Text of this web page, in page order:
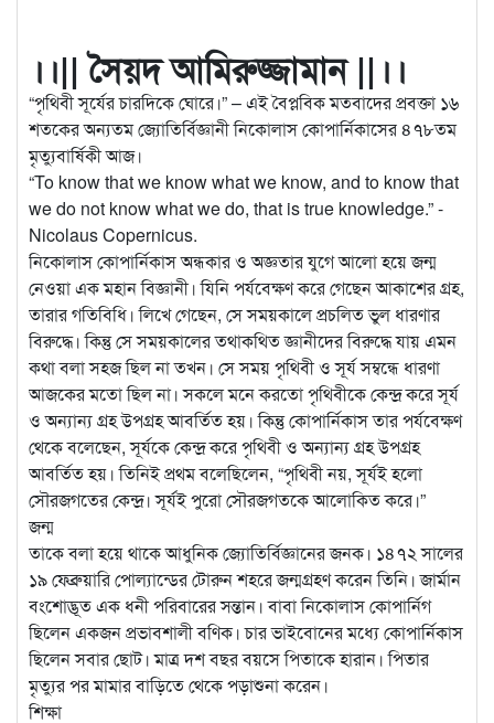
।।|| সৈয়দ আমিরুজ্জামান ||।।
“পৃথিবী সূর্যের চারদিকে ঘোরে।” – এই বৈপ্লবিক মতবাদের প্রবক্তা ১৬
শতকের অন্যতম জ্যোতির্বিজ্ঞানী নিকোলাস কোপার্নিকাসের ৪৭৮তম
মৃত্যুবার্ষিকী আজ।
“To know that we know what we know, and to know that
we do not know what we do, that is true knowledge.” -
Nicolaus Copernicus.
নিকোলাস কোপার্নিকাস অন্ধকার ও অজ্ঞতার যুগে আলো হয়ে জন্ম
নেওয়া এক মহান বিজ্ঞানী। যিনি পর্যবেক্ষণ করে গেছেন আকাশের গ্রহ,
তারার গতিবিধি। লিখে গেছেন, সে সময়কালে প্রচলিত ভুল ধারণার
বিরুদ্ধে। কিন্তু সে সময়কালের তথাকথিত জ্ঞানীদের বিরুদ্ধে যায় এমন
কথা বলা সহজ ছিল না তখন। সে সময় পৃথিবী ও সূর্য সম্বন্ধে ধারণা
আজকের মতো ছিল না। সকলে মনে করতো পৃথিবীকে কেন্দ্র করে সূর্য
ও অন্যান্য গ্রহ উপগ্রহ আবর্তিত হয়। কিন্তু কোপার্নিকাস তার পর্যবেক্ষণ
থেকে বলেছেন, সূর্যকে কেন্দ্র করে পৃথিবী ও অন্যান্য গ্রহ উপগ্রহ
আবর্তিত হয়। তিনিই প্রথম বলেছিলেন, “পৃথিবী নয়, সূর্যই হলো
সৌরজগতের কেন্দ্র। সূর্যই পুরো সৌরজগতকে আলোকিত করে।”
জন্ম
তাকে বলা হয়ে থাকে আধুনিক জ্যোতির্বিজ্ঞানের জনক। ১৪৭২ সালের
১৯ ফেব্রুয়ারি পোল্যান্ডের টোরুন শহরে জন্মগ্রহণ করেন তিনি। জার্মান
বংশোদ্ভূত এক ধনী পরিবারের সন্তান। বাবা নিকোলাস কোপার্নিগ
ছিলেন একজন প্রভাবশালী বণিক। চার ভাইবোনের মধ্যে কোপার্নিকাস
ছিলেন সবার ছোট। মাত্র দশ বছর বয়সে পিতাকে হারান। পিতার
মৃত্যুর পর মামার বাড়িতে থেকে পড়াশুনা করেন।
শিক্ষা